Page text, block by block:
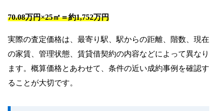
70.08万円×25㎡＝約1,752万円
実際の査定価格は、最寄り駅、駅からの距離、階数、現在
の家賃、管理状態、賃貸借契約の内容などによって異なり
ます。概算価格とあわせて、条件の近い成約事例を確認す
ることが大切です。